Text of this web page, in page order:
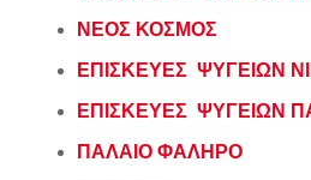
ΝΕΟΣ ΚΟΣΜΟΣ
ΕΠΙΣΚΕΥΕΣ ΨΥΓΕΙΩΝ
ΕΠΙΣΚΕΥΕΣ ΨΥΓΕΙΩΝ
ΠΑΛΑΙΟ ΦΑΛΗΡΟ